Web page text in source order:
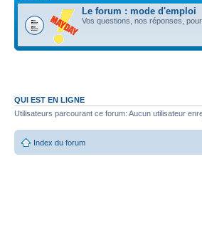
Le forum : mode d'emploi
Vos questions, nos réponses,
QUI EST EN LIGNE
Utilisateurs parcourant ce forum: Aucun utilisateur
Index du forum